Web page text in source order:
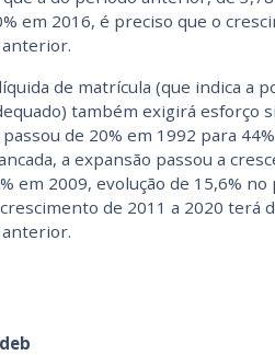
em 2016, é preciso que o
de matrícula (que indica a
também exigirá esforço
de 20% em 1992 para
a expansão passou a
em 2009, evolução de 15,6%
de 2011 a 2020 terá